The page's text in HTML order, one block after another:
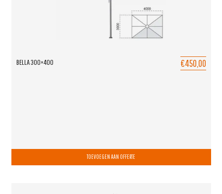
BELLA 300×400 €450,00
TOEVOEGEN AAN OFFERTE